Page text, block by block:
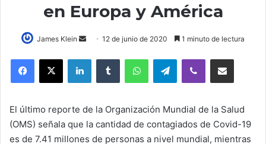
en Europa y América
James Klein
Send12 de junio de 2020 1 minuto de lectura
LinkedInTumblr WhatsAppTelegramViber Compartir por correo
El último reporte de la Organización Mundial de la Salud
(OMS) señala que la cantidad de contagiados de Covid-19
es de 7.41 millones de personas a nivel mundial, mientras